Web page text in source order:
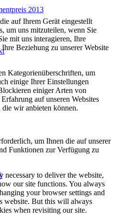
2013
auf Ihrem Gerät eingestellt
um uns mitzuteilen, wenn Sie
mit uns interagieren, Ihre
Beziehung zu unserer Website
Kategorienüberschriften, um
einige Ihrer Einstellungen
einiger Arten von
auf unseren Websites
wir anbieten können.
um Ihnen die auf unserer
Funktionen zur Verfügung zu
necessary to deliver the website,
our site functions. You always
your browser settings and
website. But this will always
when revisiting our site.